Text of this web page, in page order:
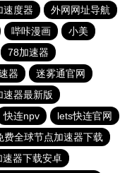
速度器
外网网址导航
哔咔漫画
小美
78加速器
器
迷雾通官网
速器最新版
快连npv
lets快连官网
费全球节点加速器下载
器下载安卓